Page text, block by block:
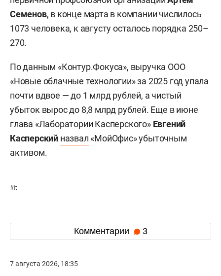
Семенов, в конце марта в компании числилось
1073 человека, к августу осталось порядка 250–
270.
По данным «Контур.Фокуса», выручка ООО
«Новые облачные технологии» за 2025 год упала
почти вдвое — до 1 млрд рублей, а чистый
убыток вырос до 8,8 млрд рублей. Еще в июне
глава «Лаборатории Касперского» Евгений
Касперский назвал «МойОфис» убыточным
активом.
#it
Комментарии 3
7 августа 2026, 18:35